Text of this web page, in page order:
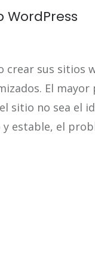
WordPress
crear sus sitios
El
sitio no sea el
estable, el